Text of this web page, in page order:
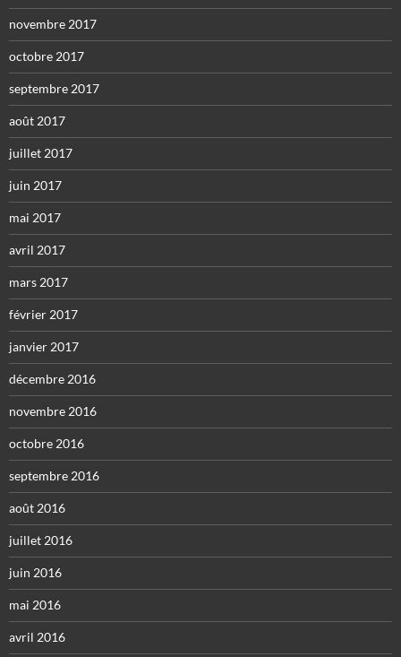
novembre 2017
octobre 2017
septembre 2017
août 2017
juillet 2017
juin 2017
mai 2017
avril 2017
mars 2017
février 2017
janvier 2017
décembre 2016
novembre 2016
octobre 2016
septembre 2016
août 2016
juillet 2016
juin 2016
mai 2016
avril 2016